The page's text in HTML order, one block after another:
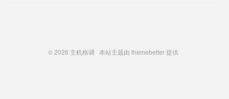
© 2026 主机格调 本站主题由 themebetter提供